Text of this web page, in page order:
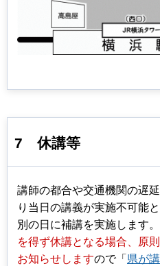
7 休講等
講師の都合や交通機関の遅
り当日の講義が実施不可能
別の日に補講を実施します。
を得ず休講となる場合、原
お知らせしますので「 県が